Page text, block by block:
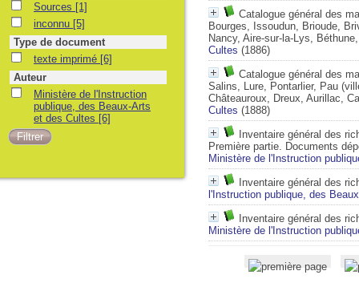
Catalogue général des
Bourges, Issoudun, Brioude,
Nancy, Aire-sur-la-Lys,
Cultes (1886)
Catalogue général des
Salins, Lure, Pontarlier, Pau
Châteauroux, Dreux, Aurillac,
Cultes (1888)
Inventaire général des
Première partie. Documents
Ministère de l'Instruction
Inventaire général des
l'Instruction publique, des
Inventaire général des
Ministère de l'Instruction
Sources [1]
inconnu [5]
Type de document
texte imprimé [6]
Auteur
Ministère de l'Instruction
publique, des Beaux-Arts
et des Cultes [6]